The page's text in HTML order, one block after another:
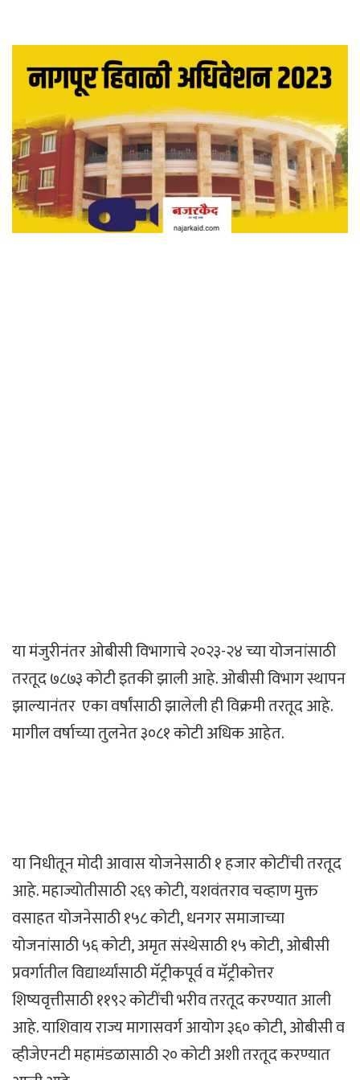
या मंजुरीनंतर ओबीसी विभागाचे २०२३-२४ च्या योजनांसाठी
तरतूद ७८७३ कोटी इतकी झाली आहे. ओबीसी विभाग स्थापन
झाल्यानंतर एका वर्षांसाठी झालेली ही विक्रमी तरतूद आहे.
मागील वर्षाच्या तुलनेत ३०८१ कोटी अधिक आहेत.
या निधीतून मोदी आवास योजनेसाठी १ हजार कोटींची तरतूद
आहे. महाज्योतीसाठी २६९ कोटी, यशवंतराव चव्हाण मुक्त
वसाहत योजनेसाठी १५८ कोटी, धनगर समाजाच्या
योजनांसाठी ५६ कोटी, अमृत संस्थेसाठी १५ कोटी, ओबीसी
प्रवर्गातील विद्यार्थ्यांसाठी मॅट्रीकपूर्व व मॅट्रीकोत्तर
शिष्यवृत्तीसाठी ११९२ कोटींची भरीव तरतूद करण्यात आली
आहे. याशिवाय राज्य मागासवर्ग आयोग ३६० कोटी, ओबीसी व
व्हीजेएनटी महामंडळासाठी २० कोटी अशी तरतूद करण्यात